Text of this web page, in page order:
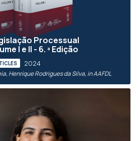
Processual
I e II - 6. ª Edição
2024
Henrique Rodrigues da Silva, in AAFDL